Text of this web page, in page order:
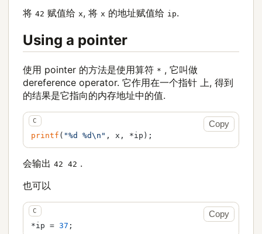
将42 赋值给 x, 将 x 的地址赋值给 ip.
Using a pointer
使用 pointer 的方法是使用算符 * , 它叫做
dereference operator. 它作用在一个指针 上, 得到
的结果是它指向的内存地址中的值.
printf ( "%d %d\n" , x, *ip);
Copy
会输出42 42 .
也可以
*ip = 37 ;
Copy